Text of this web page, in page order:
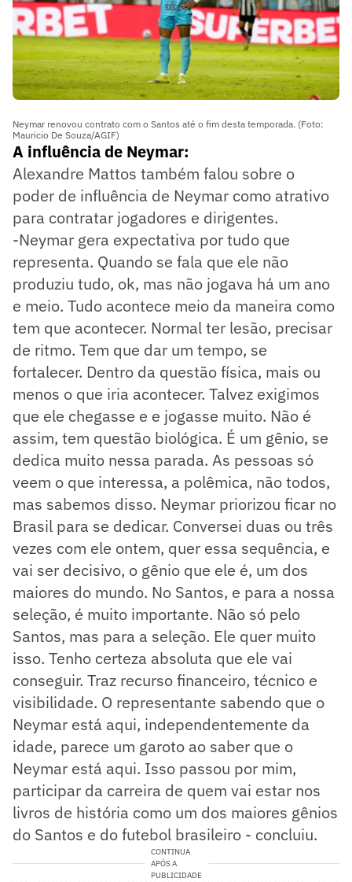
Neymar renovou contrato com o Santos até o fim desta temporada. (Foto:
Mauricio De Souza/AGIF)
A influência de Neymar:
Alexandre Mattos também falou sobre o
poder de influência de Neymar como atrativo
para contratar jogadores e dirigentes.
-Neymar gera expectativa por tudo que
representa. Quando se fala que ele não
produziu tudo, ok, mas não jogava há um ano
e meio. Tudo acontece meio da maneira como
tem que acontecer. Normal ter lesão, precisar
de ritmo. Tem que dar um tempo, se
fortalecer. Dentro da questão física, mais ou
menos o que iria acontecer. Talvez exigimos
que ele chegasse e e jogasse muito. Não é
assim, tem questão biológica. É um gênio, se
dedica muito nessa parada. As pessoas só
veem o que interessa, a polêmica, não todos,
mas sabemos disso. Neymar priorizou ficar no
Brasil para se dedicar. Conversei duas ou três
vezes com ele ontem, quer essa sequência, e
vai ser decisivo, o gênio que ele é, um dos
maiores do mundo. No Santos, e para a nossa
seleção, é muito importante. Não só pelo
Santos, mas para a seleção. Ele quer muito
isso. Tenho certeza absoluta que ele vai
conseguir. Traz recurso financeiro, técnico e
visibilidade. O representante sabendo que o
Neymar está aqui, independentemente da
idade, parece um garoto ao saber que o
Neymar está aqui. Isso passou por mim,
participar da carreira de quem vai estar nos
livros de história como um dos maiores gênios
do Santos e do futebol brasileiro - concluiu.
CONTINUA
APÓS A
PUBLICIDADE